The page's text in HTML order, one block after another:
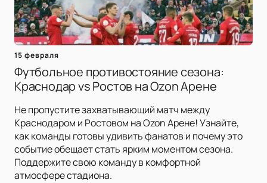
15 февраля
Футбольное противостояние сезона:
Краснодар vs Ростов на Ozon Арене
Не пропустите захватывающий матч между
Краснодаром и Ростовом на Ozon Арене! Узнайте,
как команды готовы удивить фанатов и почему это
событие обещает стать ярким моментом сезона.
Поддержите свою команду в комфортной
атмосфере стадиона.